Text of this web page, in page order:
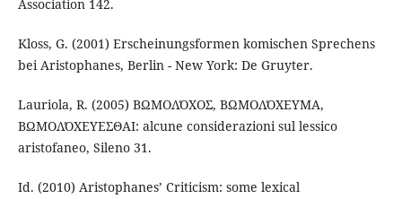
Association 142.
Kloss, G. (2001) Erscheinungsformen komischen Sprechens
bei Aristophanes, Berlin - New York: De Gruyter.
Lauriola, R. (2005) ΒΩΜΟΛΌΧΟΣ, ΒΩΜΟΛΌΧΕΥΜΑ,
ΒΩΜΟΛΌΧΕΥΕΣΘΑΙ: alcune considerazioni sul lessico
aristofaneo, Sileno 31.
Id. (2010) Aristophanes’ Criticism: some lexical